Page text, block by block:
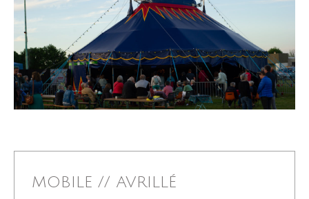
MEMENTO
L’OCA
CABARET CIRQUE
SUR-MESURE
MOBILE // AVRILLÉ